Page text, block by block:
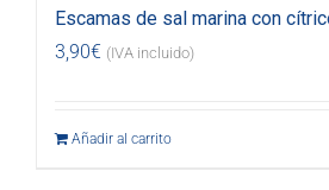
Escamas de sal marina con
3,90€ (IVA incluido)
Añadir al carrito